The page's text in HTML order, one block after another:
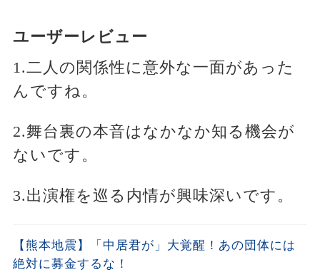
ユーザーレビュー
1.二人の関係性に意外な一面があった
んですね。
2.舞台裏の本音はなかなか知る機会が
ないです。
3.出演権を巡る内情が興味深いです。
【熊本地震】「中居君が」大覚醒！あの団体には
絶対に募金するな！